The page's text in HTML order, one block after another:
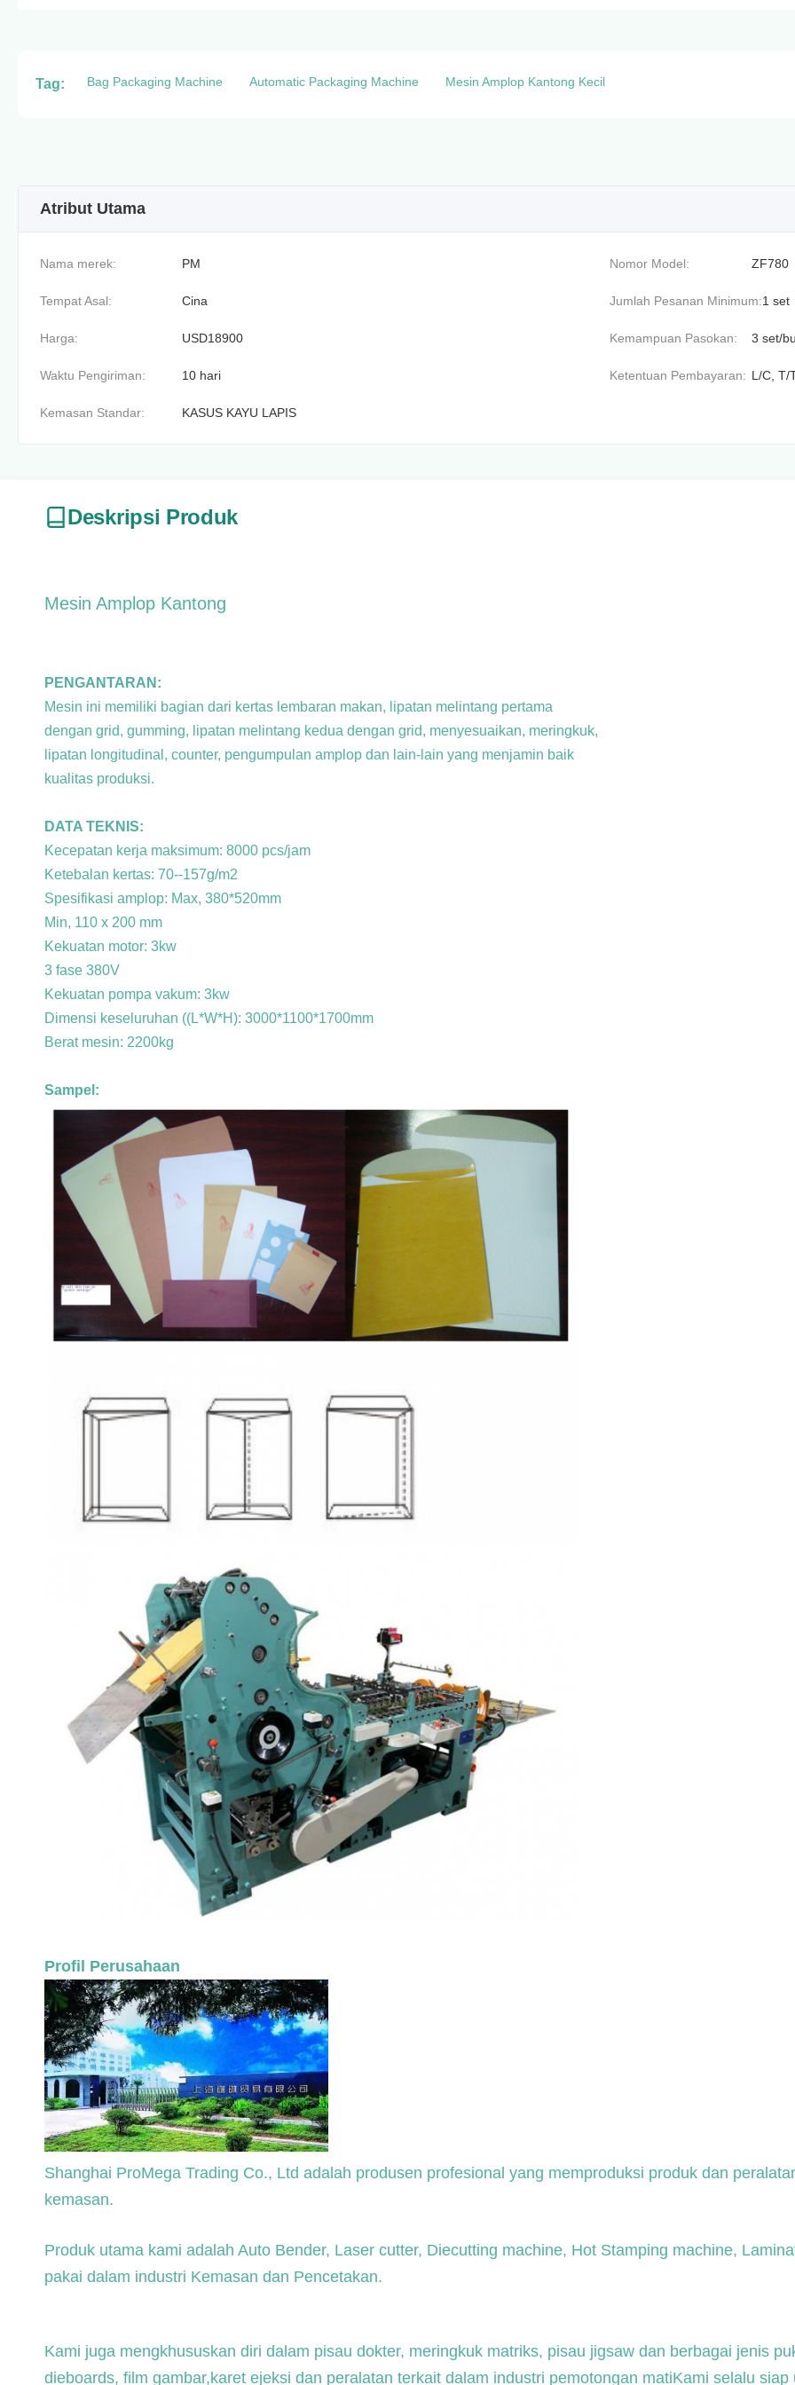
Tag: Bag Packaging Machine Automatic Packaging Machine Mesin Amplop Kantong Kecil
Atribut Utama
Nama merek: PM Nomor Model: ZF780
Tempat Asal: Cina Jumlah Pesanan Minimum:1 set
Harga: USD18900 Kemampuan Pasokan: 3 set/
Waktu Pengiriman: 10 hari Ketentuan Pembayaran: L/C, T/
Kemasan Standar: KASUS KAYU LAPIS
Deskripsi Produk
Mesin Amplop Kantong
PENGANTARAN:
Mesin ini memiliki bagian dari kertas lembaran makan, lipatan melintang pertama
dengan grid, gumming, lipatan melintang kedua dengan grid, menyesuaikan, meringkuk,
lipatan longitudinal, counter, pengumpulan amplop dan lain-lain yang menjamin baik
kualitas produksi.
DATA TEKNIS:
Kecepatan kerja maksimum: 8000 pcs/jam
Ketebalan kertas: 70--157g/m2
Spesifikasi amplop: Max, 380*520mm
Min, 110 x 200 mm
Kekuatan motor: 3kw
3 fase 380V
Kekuatan pompa vakum: 3kw
Dimensi keseluruhan ((L*W*H): 3000*1100*1700mm
Berat mesin: 2200kg
Sampel:
Profil Perusahaan
Shanghai ProMega Trading Co., Ltd adalah produsen profesional yang memproduksi produk dan
kemasan.
Produk utama kami adalah Auto Bender, Laser cutter, Diecutting machine, Hot Stamping machine,
pakai dalam industri Kemasan dan Pencetakan.
Kami juga mengkhususkan diri dalam pisau dokter, meringkuk matriks, pisau jigsaw dan berbagai jenis
dieboards, film gambar,karet ejeksi dan peralatan terkait dalam industri pemotongan matiKami selalu